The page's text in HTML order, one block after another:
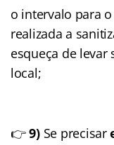
o intervalo para
realizada a
esqueça de levar
local;
👉9)Se precisar